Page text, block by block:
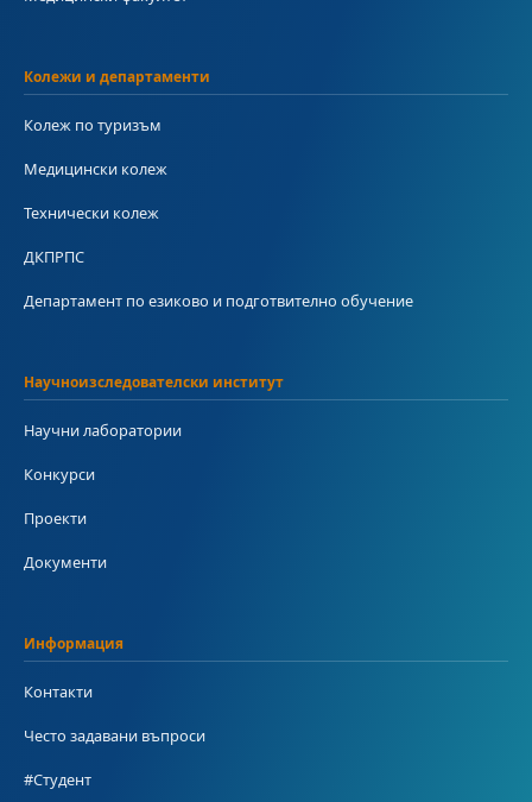
Колежи и департаменти
Колеж по туризъм
Медицински колеж
Технически колеж
ДКПРПС
Департамент по езиково и подготвително обучение
Научноизследователски институт
Научни лаборатории
Конкурси
Проекти
Документи
Информация
Контакти
Често задавани въпроси
#Студент